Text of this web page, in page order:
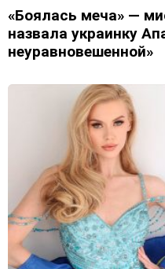
«Боялась меча» —
назвала украинку
неуравновешенной»